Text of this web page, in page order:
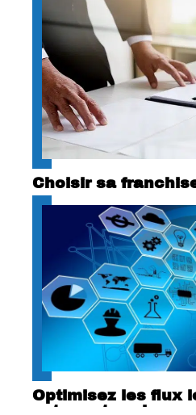
Choisir sa
Optimisez les flux
votre entreprise